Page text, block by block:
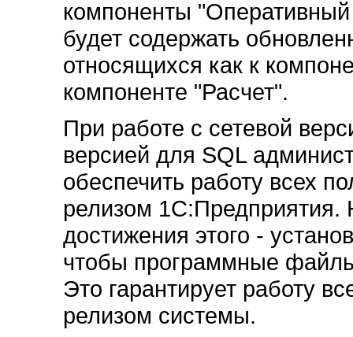
компоненты "Оперативный
будет содержать
относящихся как к
компоненте "Расчет".
При работе с сетевой
версией для SQL
обеспечить работу всех
релизом 1С:Предприятия.
достижения этого -
чтобы программные
Это гарантирует работу
релизом системы.